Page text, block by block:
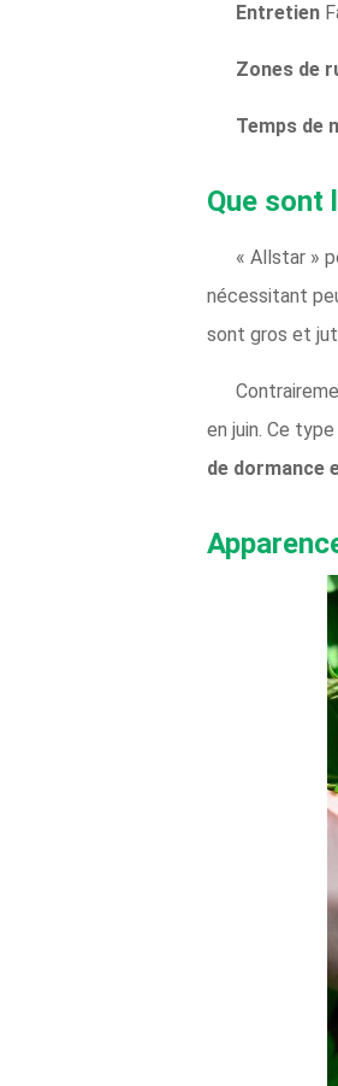
Entretien
Zones de
Temps de
Que sont
« Allstar »
nécessitant
sont gros et
en juin. Ce
de dormance